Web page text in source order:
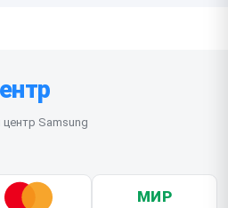
Samsung
МИР